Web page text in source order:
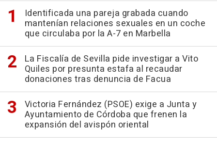
Identificada una pareja grabada cuando
mantenían relaciones sexuales en un coche
que circulaba por la A-7 en Marbella
La Fiscalía de Sevilla pide investigar a Vito
Quiles por presunta estafa al recaudar
donaciones tras denuncia de Facua
Victoria Fernández (PSOE) exige a Junta y
Ayuntamiento de Córdoba que frenen la
expansión del avispón oriental